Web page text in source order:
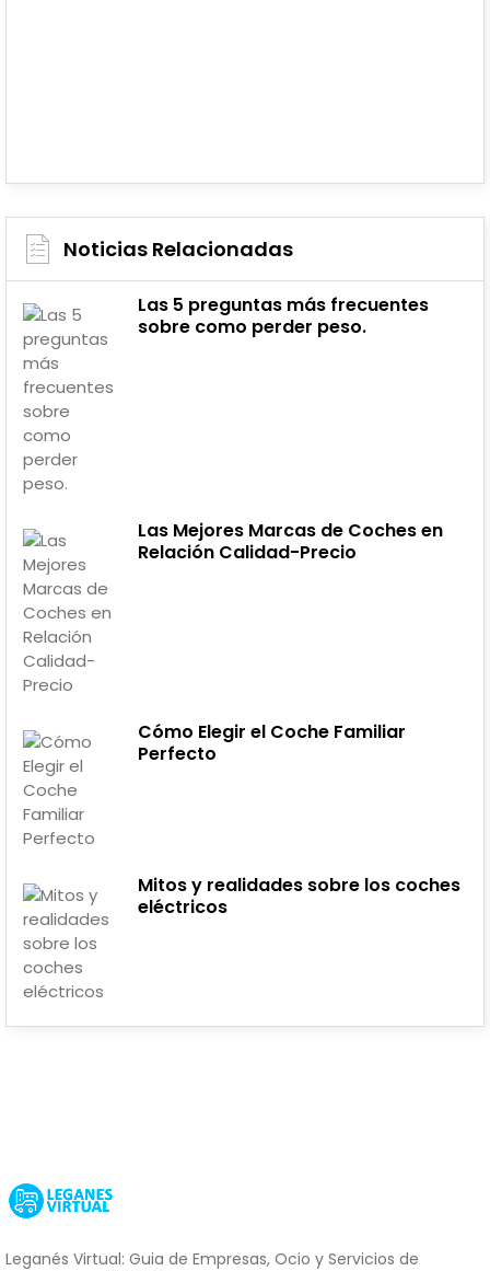
Noticias Relacionadas
Las 5 preguntas más frecuentes
sobre como perder peso.
Las Mejores Marcas de Coches en
Relación Calidad-Precio
Cómo Elegir el Coche Familiar
Perfecto
Mitos y realidades sobre los coches
eléctricos
Leganés Virtual: Guia de Empresas, Ocio y Servicios de